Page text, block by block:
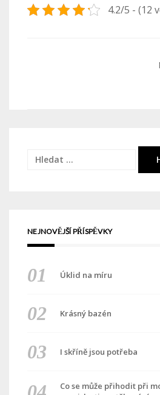
4.2/5 - (12
Vyhledávání
NEJNOVĚJŠÍ PŘÍSPĚVKY
Úklid na míru
Krásný bazén
I skříně jsou potřeba
Co se může přihodit při